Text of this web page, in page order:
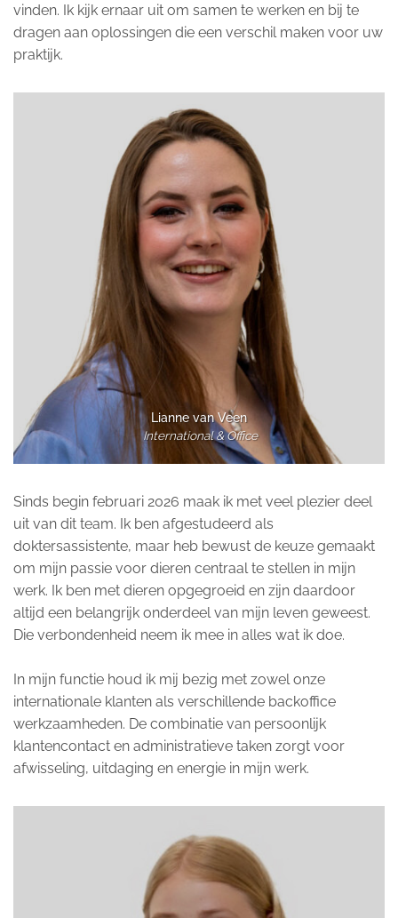
vinden. Ik kijk ernaar uit om samen te werken en bij te
dragen aan oplossingen die een verschil maken voor uw
praktijk.
Lianne van Veen
International & Office
Sinds begin februari 2026 maak ik met veel plezier deel
uit van dit team. Ik ben afgestudeerd als
doktersassistente, maar heb bewust de keuze gemaakt
om mijn passie voor dieren centraal te stellen in mijn
werk. Ik ben met dieren opgegroeid en zijn daardoor
altijd een belangrijk onderdeel van mijn leven geweest.
Die verbondenheid neem ik mee in alles wat ik doe.
In mijn functie houd ik mij bezig met zowel onze
internationale klanten als verschillende backoffice
werkzaamheden. De combinatie van persoonlijk
klantencontact en administratieve taken zorgt voor
afwisseling, uitdaging en energie in mijn werk.